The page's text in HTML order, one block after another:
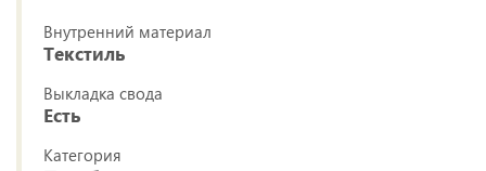
Внутренний материал
Текстиль
Выкладка свода
Есть
Категория